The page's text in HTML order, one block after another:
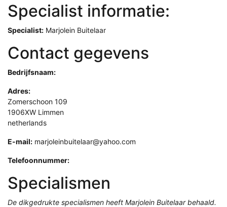
Specialist informatie:
Specialist: Marjolein Buitelaar
Contact gegevens
Bedrijfsnaam:
Adres:
Zomerschoon 109
1906XW Limmen
netherlands
E-mail: marjoleinbuitelaar@yahoo.com
Telefoonnummer:
Specialismen
De dikgedrukte specialismen heeft Marjolein Buitelaar behaald.